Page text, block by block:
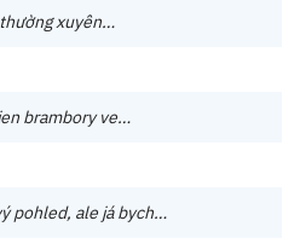
thường xuyên…
brambory ve…
pohled, ale já bych…